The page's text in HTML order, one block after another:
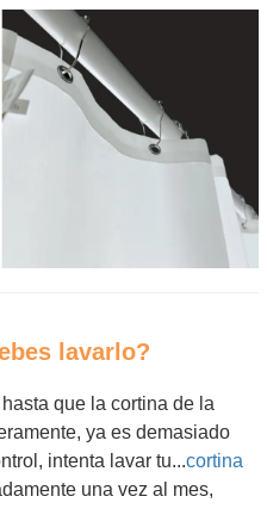
lavarlo?
que la cortina de la
ya es demasiado
intenta lavar tu...cortina
una vez al mes,